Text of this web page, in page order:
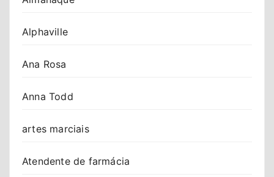
Alphaville
Ana Rosa
Anna Todd
artes marciais
Atendente de farmácia